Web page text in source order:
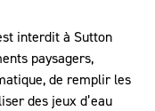
interdit à Sutton
paysagers,
de remplir les
des jeux d’eau